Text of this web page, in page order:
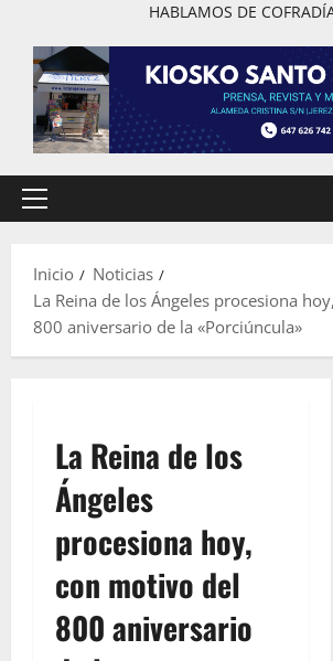
HABLAMOS DE
Menú
Inicio
Noticias
La Reina de los Ángeles procesiona
800 aniversario de la «Porciúncula»
La Reina de los
Ángeles
procesiona hoy,
con motivo del
800 aniversario